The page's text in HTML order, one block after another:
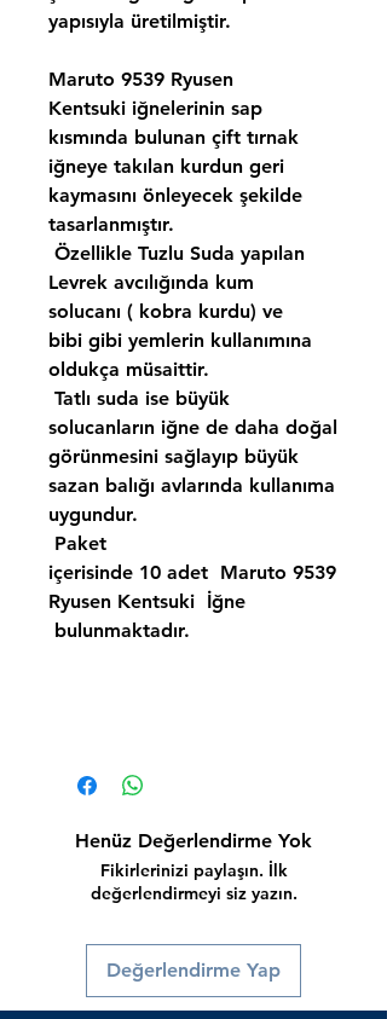
yapısıyla üretilmiştir.
Maruto 9539 Ryusen
Kentsuki iğnelerinin sap
kısmında bulunan çift tırnak
iğneye takılan kurdun geri
kaymasını önleyecek şekilde
tasarlanmıştır.
Özellikle Tuzlu Suda yapılan
Levrek avcılığında kum
solucanı ( kobra kurdu) ve
bibi gibi yemlerin kullanımına
oldukça müsaittir.
Tatlı suda ise büyük
solucanların iğne de daha doğal
görünmesini sağlayıp büyük
sazan balığı avlarında kullanıma
uygundur.
Paket
içerisinde 10 adet Maruto 9539
Ryusen Kentsuki İğne
bulunmaktadır.
Henüz Değerlendirme Yok
Fikirlerinizi paylaşın. İlk
değerlendirmeyi siz yazın.
Değerlendirme Yap